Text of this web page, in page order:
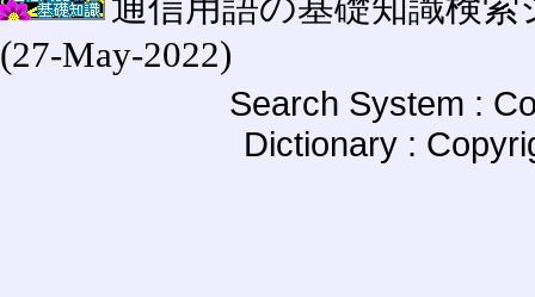
(27-May-2022)
Search System :
Dictionary :